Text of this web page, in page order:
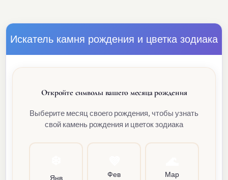
Искатель камня рождения и цветка зодиака
Откройте символы вашего месяца рождения
Выберите месяц своего рождения, чтобы узнать
свой камень рождения и цветок зодиака
Янв Фев Мар